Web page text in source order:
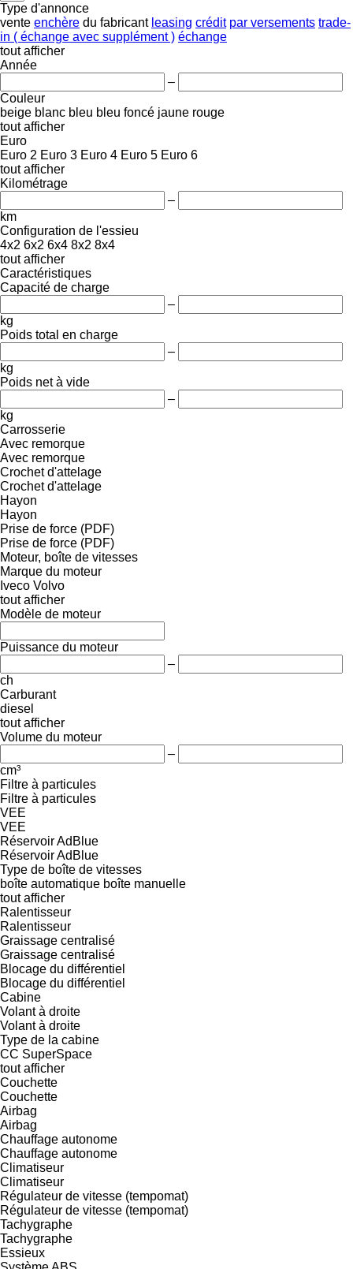
Type d'annonce
vente enchère du fabricant leasing crédit par versements trade-
in ( échange avec supplément ) échange
tout afficher
Année
–
Couleur
beige blanc bleu bleu foncé jaune rouge
tout afficher
Euro
Euro 2 Euro 3 Euro 4 Euro 5 Euro 6
tout afficher
Kilométrage
–
km
Configuration de l'essieu
4x2 6x2 6x4 8x2 8x4
tout afficher
Caractéristiques
Capacité de charge
–
kg
Poids total en charge
–
kg
Poids net à vide
–
kg
Carrosserie
Avec remorque
Avec remorque
Crochet d'attelage
Crochet d'attelage
Hayon
Hayon
Prise de force (PDF)
Prise de force (PDF)
Moteur, boîte de vitesses
Marque du moteur
Iveco Volvo
tout afficher
Modèle de moteur
Puissance du moteur
–
ch
Carburant
diesel
tout afficher
Volume du moteur
–
cm³
Filtre à particules
Filtre à particules
VEE
VEE
Réservoir AdBlue
Réservoir AdBlue
Type de boîte de vitesses
boîte automatique boîte manuelle
tout afficher
Ralentisseur
Ralentisseur
Graissage centralisé
Graissage centralisé
Blocage du différentiel
Blocage du différentiel
Cabine
Volant à droite
Volant à droite
Type de la cabine
CC SuperSpace
tout afficher
Couchette
Couchette
Airbag
Airbag
Chauffage autonome
Chauffage autonome
Climatiseur
Climatiseur
Régulateur de vitesse (tempomat)
Régulateur de vitesse (tempomat)
Tachygraphe
Tachygraphe
Essieux